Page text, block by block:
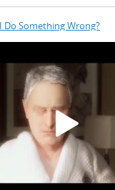
Do Something Wrong?